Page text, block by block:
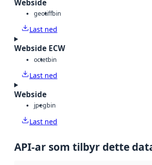
Webside
geotiffbin
Last ned
Webside ECW
octetbin
Last ned
Webside
jpegbin
Last ned
API-ar som tilbyr dette